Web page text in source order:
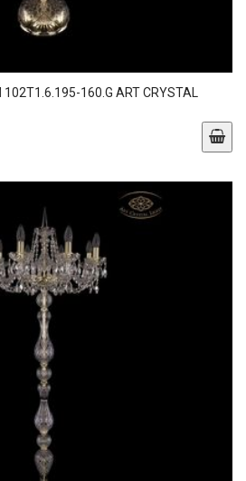
160.G ART CRYSTAL